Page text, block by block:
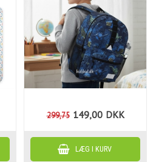
299,75 149,00 DKK